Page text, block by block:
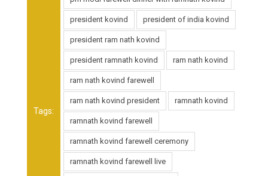
Tags:
president kovind president of india kovind
president ram nath kovind
president ramnath kovind ram nath kovind
ram nath kovind farewell
ram nath kovind president ramnath kovind
ramnath kovind farewell
ramnath kovind farewell ceremony
ramnath kovind farewell live